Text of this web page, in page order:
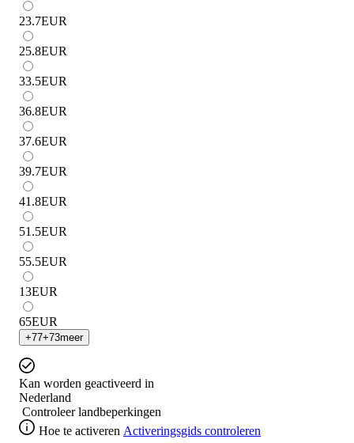
23.7EUR
25.8EUR
33.5EUR
36.8EUR
37.6EUR
39.7EUR
41.8EUR
51.5EUR
55.5EUR
13EUR
65EUR
+77+73meer
Kan worden geactiveerd in
Nederland
Controleer landbeperkingen
Hoe te activeren Activeringsgids controleren